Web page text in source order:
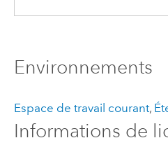
Environnements
Espace de travail courant,
Informations de